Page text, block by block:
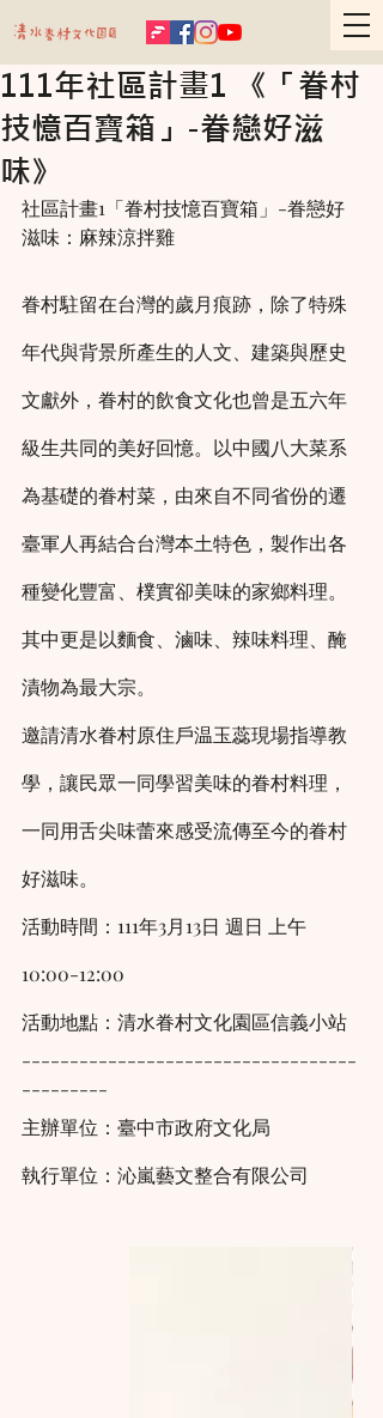
111年社區計畫1 《「眷村
技憶百寶箱」-眷戀好滋
味》
社區計畫1「眷村技憶百寶箱」-眷戀好
滋味：麻辣涼拌雞
眷村駐留在台灣的歲月痕跡，除了特殊
年代與背景所產生的人文、建築與歷史
文獻外，眷村的飲食文化也曾是五六年
級生共同的美好回憶。以中國八大菜系
為基礎的眷村菜，由來自不同省份的遷
臺軍人再結合台灣本土特色，製作出各
種變化豐富、樸實卻美味的家鄉料理。
其中更是以麵食、滷味、辣味料理、醃
漬物為最大宗。
邀請清水眷村原住戶温玉蕊現場指導教
學，讓民眾一同學習美味的眷村料理，
一同用舌尖味蕾來感受流傳至今的眷村
好滋味。
活動時間：111年3月13日 週日 上午
10:00-12:00
活動地點：清水眷村文化園區信義小站
-----------------------------------
---------
主辦單位：臺中市政府文化局
執行單位：沁嵐藝文整合有限公司